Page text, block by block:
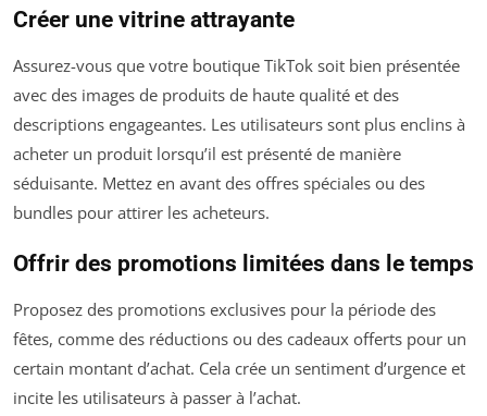
Créer une vitrine attrayante
Assurez-vous que votre boutique TikTok soit bien présentée
avec des images de produits de haute qualité et des
descriptions engageantes. Les utilisateurs sont plus enclins à
acheter un produit lorsqu’il est présenté de manière
séduisante. Mettez en avant des offres spéciales ou des
bundles pour attirer les acheteurs.
Offrir des promotions limitées dans le temps
Proposez des promotions exclusives pour la période des
fêtes, comme des réductions ou des cadeaux offerts pour un
certain montant d’achat. Cela crée un sentiment d’urgence et
incite les utilisateurs à passer à l’achat.